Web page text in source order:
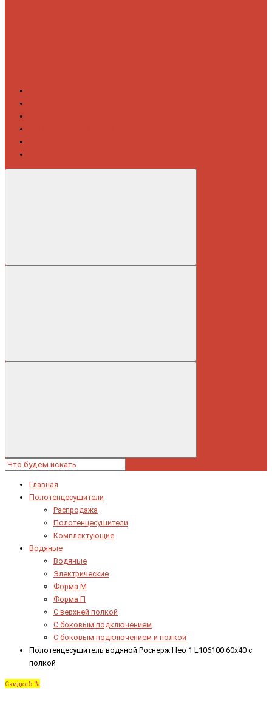
Главная
Полотенцесушители
Распродажа
Полотенцесушители
Комплектующие
Водяные
Водяные
Электрические
Форма М
Форма П
C верхней полкой
C боковым подключением
C боковым подключением и полкой
Полотенцесушитель водяной Роснерж Нео 1 L106100 60x40 с
полкой
Скидка5 %